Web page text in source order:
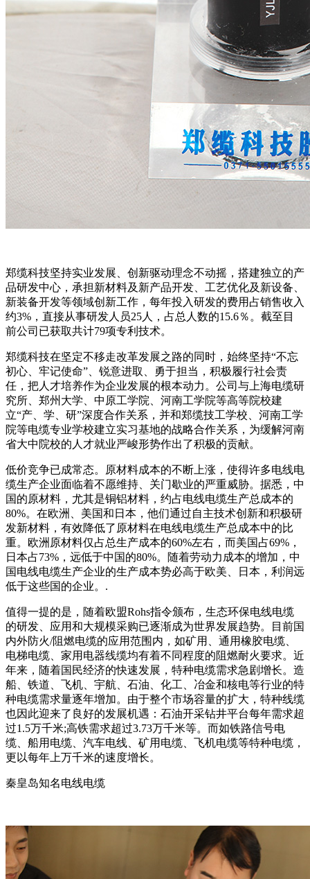
郑缆科技坚持实业发展、创新驱动理念不动摇，搭建独立的产
品研发中心，承担新材料及新产品开发、工艺优化及新设备、
新装备开发等领域创新工作，每年投入研发的费用占销售收入
约3%，直接从事研发人员25人，占总人数的15.6％。截至目
前公司已获取共计79项专利技术。
郑缆科技在坚定不移走改革发展之路的同时，始终坚持“不忘
初心、牢记使命”、锐意进取、勇于担当，积极履行社会责
任，把人才培养作为企业发展的根本动力。公司与上海电缆研
究所、郑州大学、中原工学院、河南工学院等高等院校建
立“产、学、研”深度合作关系，并和郑缆技工学校、河南工学
院等电缆专业学校建立实习基地的战略合作关系，为缓解河南
省大中院校的人才就业严峻形势作出了积极的贡献。
低价竞争已成常态。原材料成本的不断上涨，使得许多电线电
缆生产企业面临着不愿维持、关门歇业的严重威胁。据悉，中
国的原材料，尤其是铜铝材料，约占电线电缆生产总成本的
80%。在欧洲、美国和日本，他们通过自主技术创新和积极研
发新材料，有效降低了原材料在电线电缆生产总成本中的比
重。欧洲原材料仅占总生产成本的60%左右，而美国占69%，
日本占73%，远低于中国的80%。随着劳动力成本的增加，中
国电线电缆生产企业的生产成本势必高于欧美、日本，利润远
低于这些国的企业。.
值得一提的是，随着欧盟Rohs指令颁布，生态环保电线电缆
的研发、应用和大规模采购已逐渐成为世界发展趋势。目前国
内外防火/阻燃电缆的应用范围内，如矿用、通用橡胶电缆、
电梯电缆、家用电器线缆均有着不同程度的阻燃耐火要求。近
年来，随着国民经济的快速发展，特种电缆需求急剧增长。造
船、铁道、飞机、宇航、石油、化工、冶金和核电等行业的特
种电缆需求量逐年增加。由于整个市场容量的扩大，特种线缆
也因此迎来了良好的发展机遇：石油开采钻井平台每年需求超
过1.5万千米;高铁需求超过3.73万千米等。而如铁路信号电
缆、船用电缆、汽车电线、矿用电缆、飞机电缆等特种电缆，
更以每年上万千米的速度增长。
秦皇岛知名电线电缆